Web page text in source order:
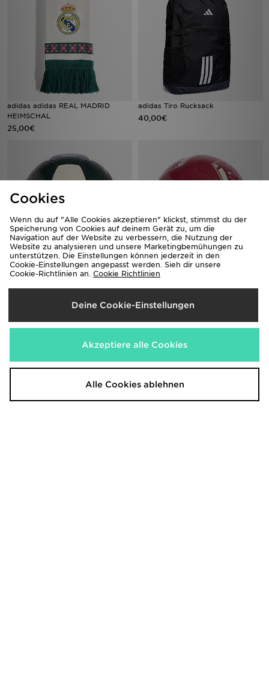
adidas adidas REAL MADRID
HEIMSCHAL
25,00€
adidas Tiro Rucksack
40,00€
adidas Real Madrid Club
adidas Fc Liverpool Home Club
Ball
Cookies
Wenn du auf "Alle Cookies akzeptieren" klickst, stimmst du der
Speicherung von Cookies auf deinem Gerät zu, um die
Navigation auf der Website zu verbessern, die Nutzung der
Website zu analysieren und unsere Marketingbemühungen zu
unterstützen. Die Einstellungen können jederzeit in den
Cookie-Einstellungen angepasst werden. Sieh dir unsere
Cookie-Richtlinien an. Cookie Richtlinien
Deine Cookie-Einstellungen
Akzeptiere alle Cookies
Alle Cookies ablehnen